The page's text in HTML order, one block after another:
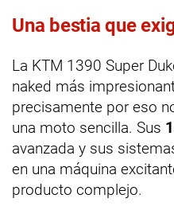
Una bestia que
La KTM 1390 Super
naked más
precisamente por eso
una moto sencilla. Sus
avanzada y sus
en una máquina
producto complejo.